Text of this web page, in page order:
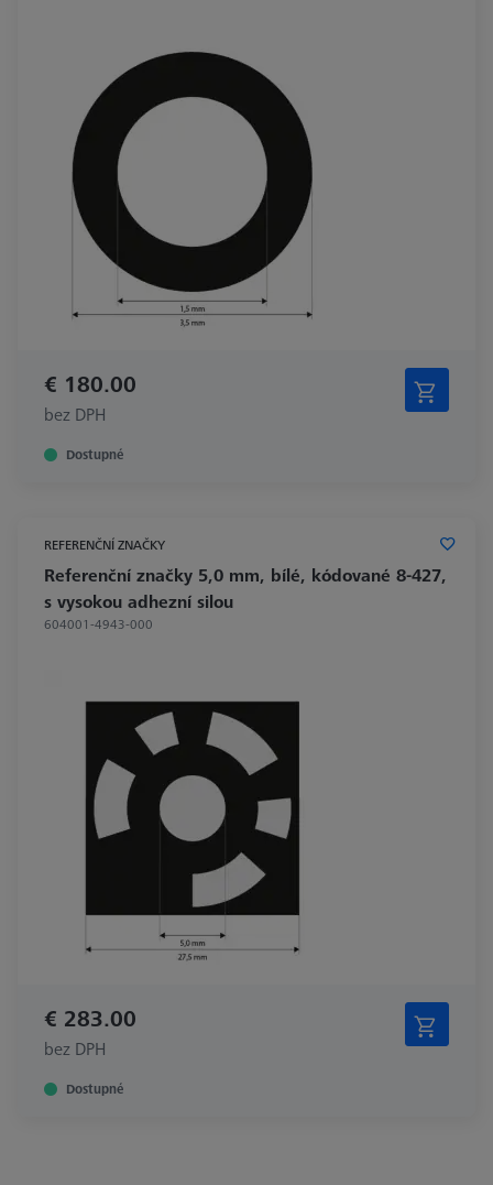
€ 180.00
bez DPH
Dostupné
REFERENČNÍ ZNAČKY
Referenční značky 5,0 mm, bílé, kódované 8-427,
s vysokou adhezní silou
604001-4943-000
€ 283.00
bez DPH
Dostupné